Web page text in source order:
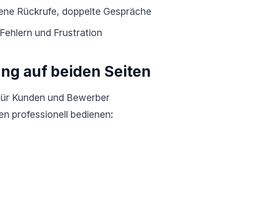
Rückrufe, doppelte Gespräche
und Frustration
auf beiden Seiten
Kunden und Bewerber
professionell bedienen: